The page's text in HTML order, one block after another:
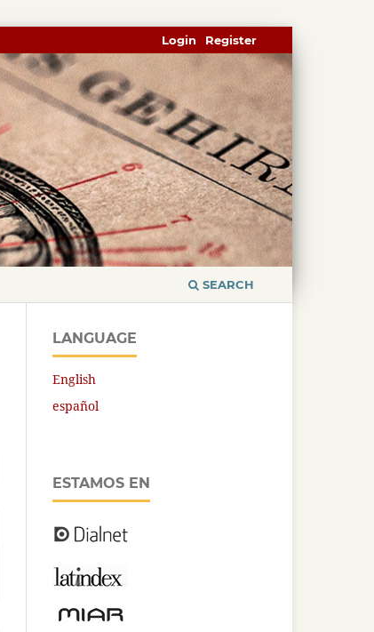
SEARCH
Register
Login
LANGUAGE
English
español
ESTAMOS EN